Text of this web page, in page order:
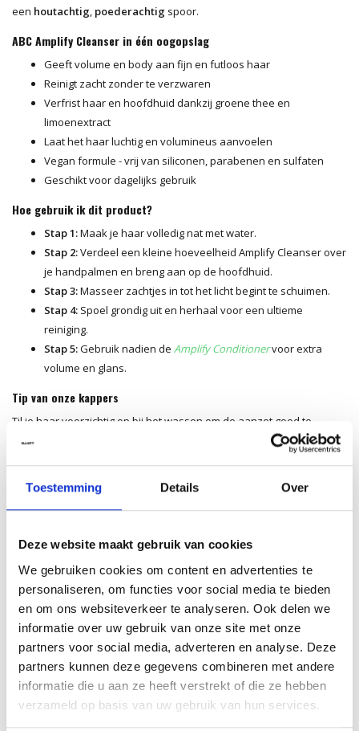
Toestemming Details Over
Deze website maakt gebruik van cookies
We gebruiken cookies om content en advertenties te
personaliseren, om functies voor social media te bieden
en om ons websiteverkeer te analyseren. Ook delen we
informatie over uw gebruik van onze site met onze
partners voor social media, adverteren en analyse. Deze
partners kunnen deze gegevens combineren met andere
informatie die u aan ze heeft verstrekt of die ze hebben
verzameld op basis van uw gebruik van hun services.
een houtachtig poederachtig spoor.
ABC Amplify Cleanser in één oogopslag
Geeft volume en body aan fijn en futloos haar
Reinigt zacht zonder te verzwaren
Verfrist haar en hoofdhuid dankzij groene thee en
limoenextract
Laat het haar luchtig en volumineus aanvoelen
Vegan formule - vrij van siliconen, parabenen en sulfaten
Geschikt voor dagelijks gebruik
Hoe gebruik ik dit product?
Stap 1:Maak je haar volledig nat met water.
Stap 2:Verdeel een kleine hoeveelheid Amplify Cleanser over
je handpalmen en breng aan op de hoofdhuid.
Stap 3:Masseer zachtjes in tot het licht begint te schuimen.
Stap 4: Spoel grondig uit en herhaal voor een ultieme
reiniging.
Stap 5:Gebruik nadien de Amplify Conditionervoor extra
volume en glans.
Tip van onze kappers
Til je haar voorzichtig op bij het wassen om de aanzet goed te
reinigen en meer volume te creëren. Spoel grondig en gebruik
Aqua (Water, Eau), Sodium C14-16 Olefin Sulfonate, Cocamidopropyl
Betaine, Sodium Chloride, Sodium Benzoate, PEG-40 Hydrogenated
Castor Oil, Citric Acid, Propylene Glycol, Panthenol, Polyquaternium-
10, PEG-55 Propylene Glycol Oleate, Camellia Sinensis Leaf Extract,
Citrus Aurantifolia (Lime) Fruit Extract, Linalool, Limonene, Parfum
(Fragrance).*
*Ingrediënten en verpakking kunnen wijzigen. Raadpleeg steeds de
verpakking voor de meest actuele informatie.